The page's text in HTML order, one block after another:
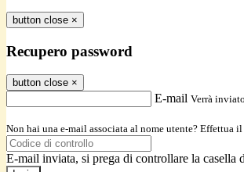
button close ×
Recupero password
button close ×
E-mail Verrà
Non hai una e-mail associata al nome utente? Effettua
E-mail inviata, si prega di controllare la casella